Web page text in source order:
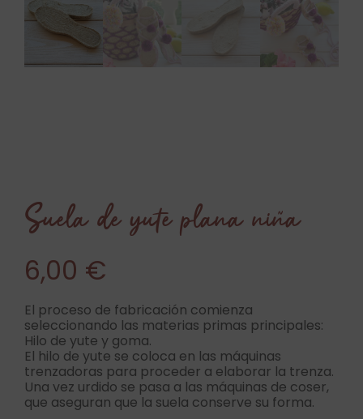
Suela de yute plana niña
6,00 €
El proceso de fabricación comienza
seleccionando las materias primas principales:
Hilo de yute y goma.
El hilo de yute se coloca en las máquinas
trenzadoras para proceder a elaborar la trenza.
Una vez urdido se pasa a las máquinas de coser,
que aseguran que la suela conserve su forma.